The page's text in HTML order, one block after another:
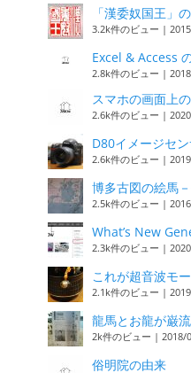
「漢委奴国王」
3.2k件のビュー |
Excel & Access
2.8k件のビュー |
スマホの画面上
2.6k件のビュー |
D80イメージセ
2.6k件のビュー |
博多古図の絵馬
2.5k件のビュー |
What’s New
2.3k件のビュー |
これが超音波モ
2.1k件のビュー |
龍馬とお龍が巌
2k件のビュー | 2018/
俗明院の由来